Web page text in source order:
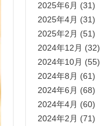
2025年6月 (31)
2025年4月 (31)
2025年2月 (51)
2024年12月 (32)
2024年10月 (55)
2024年8月 (61)
2024年6月 (68)
2024年4月 (60)
2024年2月 (71)